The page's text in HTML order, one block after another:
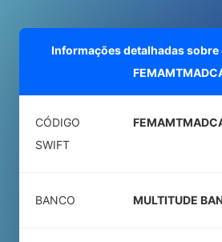
Informações detalhadas sobre
CÓDIGO
SWIFT
BANCO MULTITUDE